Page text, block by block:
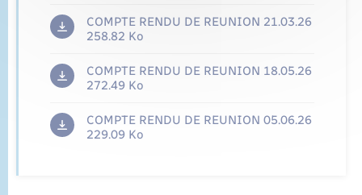
COMPTE RENDU DE REUNION 21.03.26
258.82 Ko
COMPTE RENDU DE REUNION 18.05.26
272.49 Ko
COMPTE RENDU DE REUNION 05.06.26
229.09 Ko